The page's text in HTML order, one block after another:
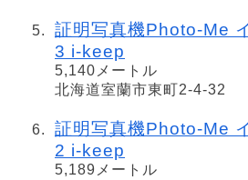
証明写真機Photo-Me
3 i-keep
5,140メートル
北海道室蘭市東町2-4-32
証明写真機Photo-Me
2 i-keep
5,189メートル